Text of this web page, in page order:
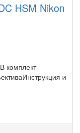
HSM Nikon
комплект
и